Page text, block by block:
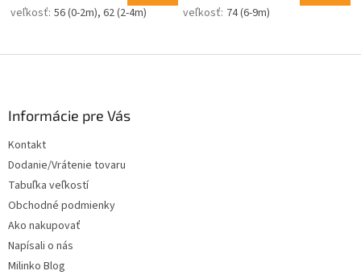
56 (0-2m) 62 (2-4m) 74 (6-9m)
Informácie pre Vás
Kontakt
Dodanie/Vrátenie tovaru
Tabuľka veľkostí
Obchodné podmienky
Ako nakupovať
Napísali o nás
Milinko Blog